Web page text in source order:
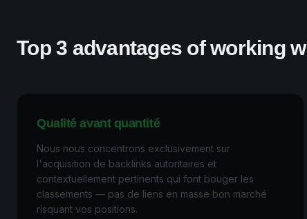
Top 3 advantages of working
Qualité avant quantité
Nous nous concentrons exclusivement sur
l'acquisition de backlinks autoritaires et
contextuellement pertinents qui font bouger les
classements — pas de liens en masse bon marché
risquant vos positions.